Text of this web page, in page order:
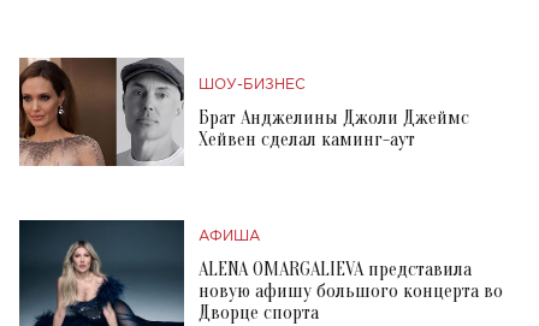
ШОУ-БИЗНЕС
Брат Анджелины Джоли Джеймс
Хейвен сделал каминг-аут
АФИША
ALENA OMARGALIEVA представила
новую афишу большого концерта во
Дворце спорта